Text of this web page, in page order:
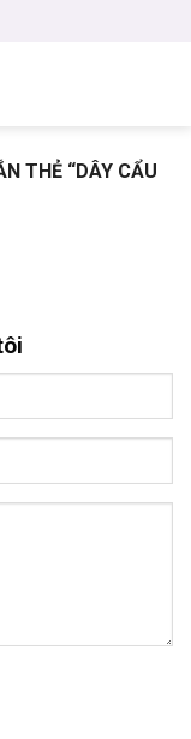
THẺ “DÂY CẨU